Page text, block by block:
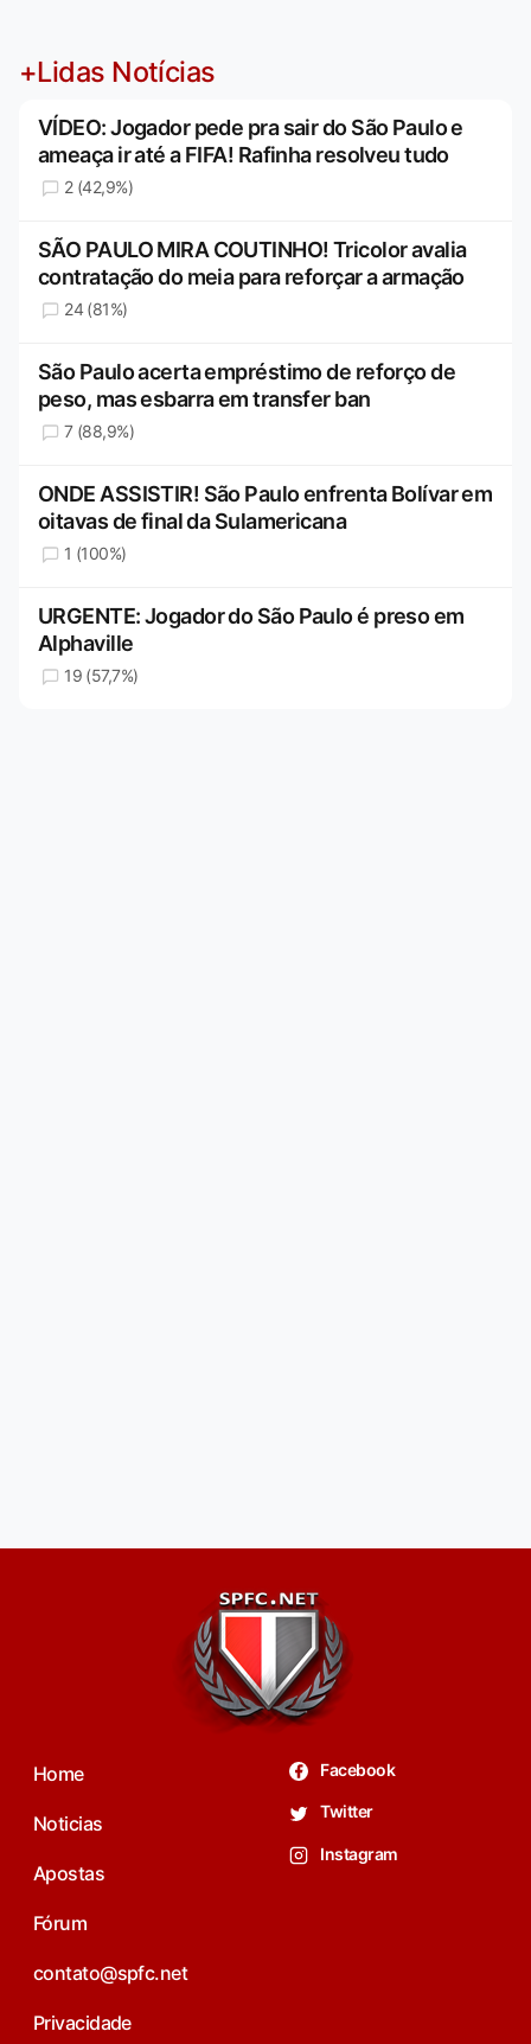
+Lidas Notícias
VÍDEO: Jogador pede pra sair do São Paulo e
ameaça ir até a FIFA! Rafinha resolveu tudo
2 (42,9%)
SÃO PAULO MIRA COUTINHO! Tricolor avalia
contratação do meia para reforçar a armação
24 (81%)
São Paulo acerta empréstimo de reforço de
peso, mas esbarra em transfer ban
7 (88,9%)
ONDE ASSISTIR! São Paulo enfrenta Bolívar em
oitavas de final da Sulamericana
1 (100%)
URGENTE: Jogador do São Paulo é preso em
Alphaville
19 (57,7%)
Home
Noticias
Apostas
Fórum
contato@spfc.net
Privacidade
Facebook
Twitter
Instagram